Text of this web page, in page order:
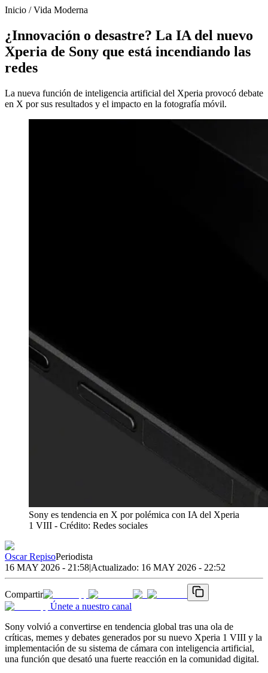
Inicio /Vida Moderna
¿Innovación o desastre? La IA del nuevo
Xperia de Sony que está incendiando las
redes
La nueva función de inteligencia artificial del Xperia provocó debate
en X por sus resultados y el impacto en la fotografía móvil.
Sony es tendencia en X por polémica con IA del Xperia
1 VIII - Crédito: Redes sociales
Oscar RepisoPeriodista
16 MAY 2026 - 21:58|Actualizado: 16 MAY 2026 - 22:52
Compartir
Únete a nuestro canal
Sony volvió a convertirse en tendencia global tras una ola de
críticas, memes y debates generados por su nuevo Xperia 1 VIII y la
implementación de su sistema de cámara con inteligencia artificial,
una función que desató una fuerte reacción en la comunidad digital.